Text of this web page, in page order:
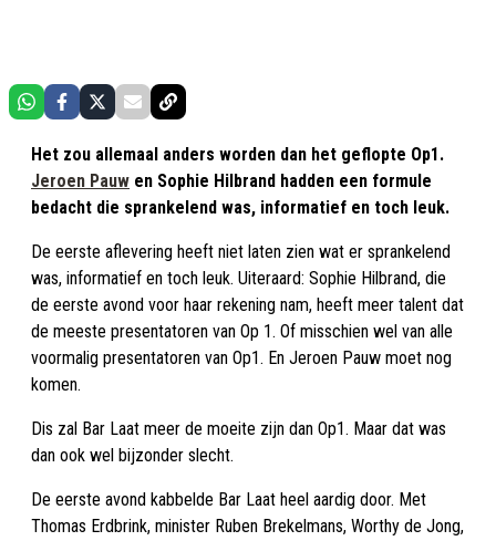
Het zou allemaal anders worden dan het geflopte Op1.
Jeroen Pauw en Sophie Hilbrand hadden een formule
bedacht die sprankelend was, informatief en toch leuk.
De eerste aflevering heeft niet laten zien wat er sprankelend
was, informatief en toch leuk. Uiteraard: Sophie Hilbrand, die
de eerste avond voor haar rekening nam, heeft meer talent dat
de meeste presentatoren van Op 1. Of misschien wel van alle
voormalig presentatoren van Op1. En Jeroen Pauw moet nog
komen.
Dis zal Bar Laat meer de moeite zijn dan Op1. Maar dat was
dan ook wel bijzonder slecht.
De eerste avond kabbelde Bar Laat heel aardig door. Met
Thomas Erdbrink, minister Ruben Brekelmans, Worthy de Jong,